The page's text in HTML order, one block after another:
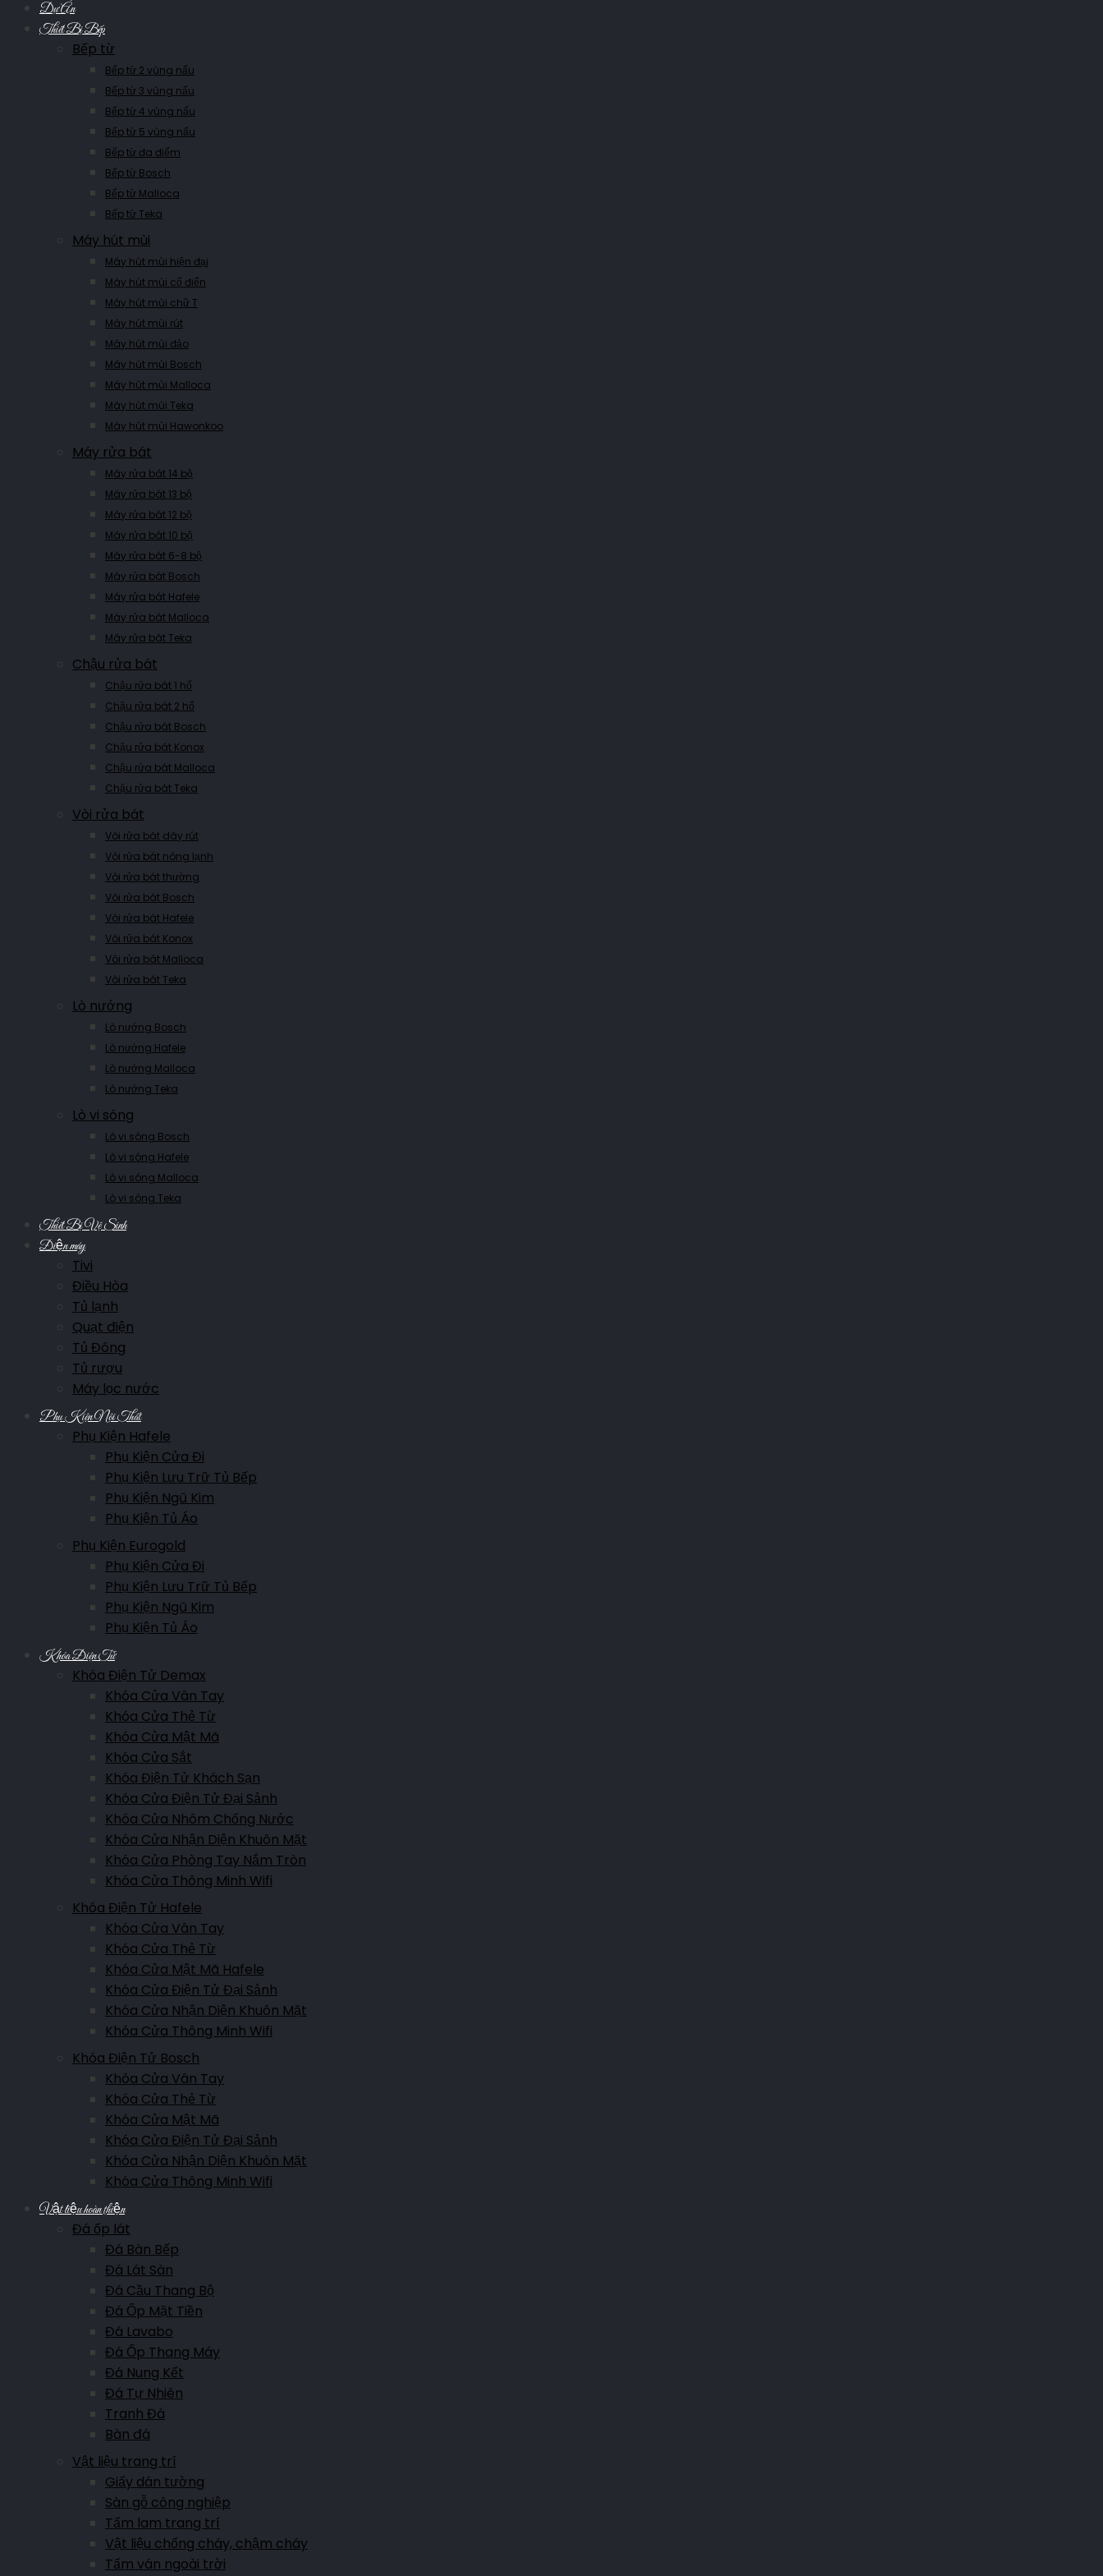
Dự Án
Thiết Bị Bếp
Bếp từ
Bếp từ 2 vùng nấu
Bếp từ 3 vùng nấu
Bếp từ 4 vùng nấu
Bếp từ 5 vùng nấu
Bếp từ đa điểm
Bếp từ Bosch
Bếp từ Malloca
Bếp từ Teka
Máy hút mùi
Máy hút mùi hiện đại
Máy hút mùi cổ điển
Máy hút mùi chữ T
Máy hút mùi rút
Máy hút mùi đảo
Máy hút mùi Bosch
Máy hút mùi Malloca
Máy hút mùi Teka
Máy hút mùi Hawonkoo
Máy rửa bát
Máy rửa bát 14 bộ
Máy rửa bát 13 bộ
Máy rửa bát 12 bộ
Máy rửa bát 10 bộ
Máy rửa bát 6-8 bộ
Máy rửa bát Bosch
Máy rửa bát Hafele
Máy rửa bát Malloca
Máy rửa bát Teka
Chậu rửa bát
Chậu rửa bát 1 hố
Chậu rửa bát 2 hố
Chậu rửa bát Bosch
Chậu rửa bát Konox
Chậu rửa bát Malloca
Chậu rửa bát Teka
Vòi rửa bát
Vòi rửa bát dây rút
Vòi rửa bát nóng lạnh
Vòi rửa bát thường
Vòi rửa bát Bosch
Vòi rửa bát Hafele
Vòi rửa bát Konox
Vòi rửa bát Malloca
Vòi rửa bát Teka
Lò nướng
Lò nướng Bosch
Lò nướng Hafele
Lò nướng Malloca
Lò nướng Teka
Lò vi sóng
Lò vi sóng Bosch
Lò vi sóng Hafele
Lò vi sóng Malloca
Lò vi sóng Teka
Thiết Bị Vệ Sinh
Điện máy
Tivi
Điều Hòa
Tủ lạnh
Quạt điện
Tủ Đông
Tủ rượu
Máy lọc nước
Phụ Kiện Nội Thất
Phụ Kiện Hafele
Phụ Kiện Cửa Đi
Phụ Kiện Lưu Trữ Tủ Bếp
Phụ Kiện Ngũ Kim
Phụ Kiện Tủ Áo
Phụ Kiện Eurogold
Phụ Kiện Cửa Đi
Phụ Kiện Lưu Trữ Tủ Bếp
Phụ Kiện Ngũ Kim
Phụ Kiện Tủ Áo
Khóa Điện Tử
Khóa Điện Tử Demax
Khóa Cửa Vân Tay
Khóa Cửa Thẻ Từ
Khóa Cửa Mật Mã
Khóa Cửa Sắt
Khóa Điện Tử Khách Sạn
Khóa Cửa Điện Tử Đại Sảnh
Khóa Cửa Nhôm Chống Nước
Khóa Cửa Nhận Diện Khuôn Mặt
Khóa Cửa Phòng Tay Nắm Tròn
Khóa Cửa Thông Minh Wifi
Khóa Điện Tử Hafele
Khóa Cửa Vân Tay
Khóa Cửa Thẻ Từ
Khóa Cửa Mật Mã Hafele
Khóa Cửa Điện Tử Đại Sảnh
Khóa Cửa Nhận Diện Khuôn Mặt
Khóa Cửa Thông Minh Wifi
Khóa Điện Tử Bosch
Khóa Cửa Vân Tay
Khóa Cửa Thẻ Từ
Khóa Cửa Mật Mã
Khóa Cửa Điện Tử Đại Sảnh
Khóa Cửa Nhận Diện Khuôn Mặt
Khóa Cửa Thông Minh Wifi
Vật liệu hoàn thiện
Đá ốp lát
Đá Bàn Bếp
Đá Lát Sàn
Đá Cầu Thang Bộ
Đá Ốp Mặt Tiền
Đá Lavabo
Đá Ốp Thang Máy
Đá Nung Kết
Đá Tự Nhiên
Tranh Đá
Bàn đá
Vật liệu trang trí
Giấy dán tường
Sàn gỗ công nghiệp
Tấm lam trang trí
Vật liệu chống cháy, chậm cháy
Tấm ván ngoài trời